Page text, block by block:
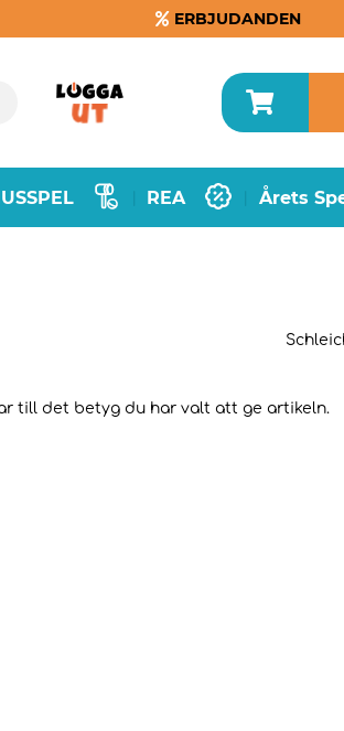
ERBJUDANDEN
REA Årets
till det betyg du har valt att ge artikeln.